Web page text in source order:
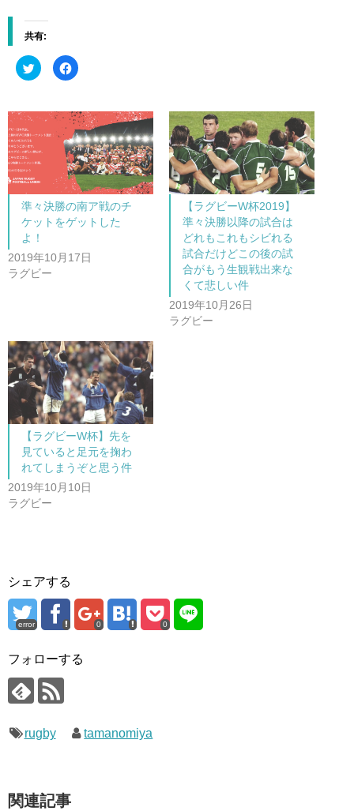
共有:
ク
リ
て
T
w
i
t
t
r
共
有
新
し
い
ウ
ィ
ン
す
)
F
a
o
o
k
で
共
有
す
る
に
は
ク
リ
ッ
て
く
ウ
ィ
ン
ド
ウ
で
開
き
ま
す
)
準々決勝の南ア戦のチ
ケットをゲットした
よ！
2019年10月17日
ラグビー
【ラグビーW杯2019】
準々決勝以降の試合は
どれもこれもシビれる
試合だけどこの後の試
合がもう生観戦出来な
くて悲しい件
2019年10月26日
ラグビー
【ラグビーW杯】先を
見ていると足元を掬わ
れてしまうぞと思う件
2019年10月10日
ラグビー
シェアする
error 0 0
フォローする
rugby tamanomiya
関連記事